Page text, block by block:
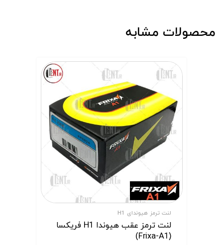
محصولات مشابه
لنت ترمز هیوندای H1
لنت ترمز عقب هیوندا H1 فریکسا
(Frixa-A1)